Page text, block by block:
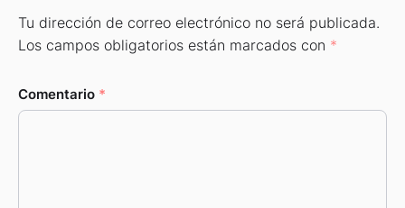
Tu dirección de correo electrónico no será publicada.
Los campos obligatorios están marcados con *
Comentario *